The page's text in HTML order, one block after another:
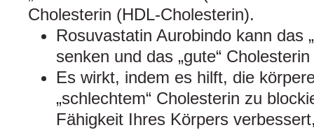
Cholesterin (HDL-Cholesterin).
Rosuvastatin Aurobindo kann das
senken und das „gute“
Es wirkt, indem es hilft, die
„schlechtem“ Cholesterin zu
Fähigkeit Ihres Körpers